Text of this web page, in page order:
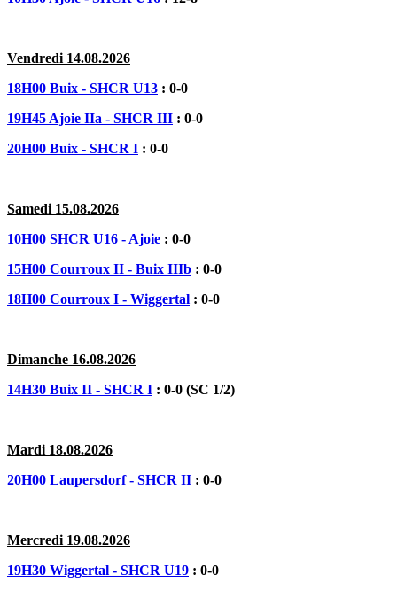
Vendredi 14.08.2026
18H00 Buix - SHCR U13 : 0-0
19H45 Ajoie IIa - SHCR III : 0-0
20H00 Buix - SHCR I : 0-0
Samedi 15.08.2026
10H00 SHCR U16 - Ajoie : 0-0
15H00 Courroux II - Buix IIIb : 0-0
18H00 Courroux I - Wiggertal : 0-0
Dimanche 16.08.2026
14H30 Buix II - SHCR I : 0-0 (SC 1/2)
Mardi 18.08.2026
20H00 Laupersdorf - SHCR II : 0-0
Mercredi 19.08.2026
19H30 Wiggertal - SHCR U19 : 0-0